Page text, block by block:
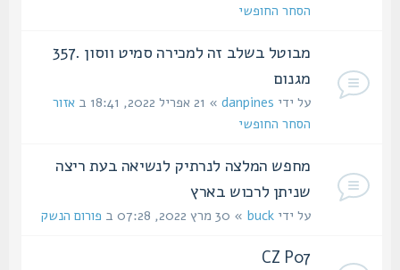
הסחר החופשי
מבוטל בשלב זה למכירה סמיט ווסון .357
מגנום
על ידיdanpines» 21 אפריל 2022, 18:41 ב
אזור
הסחר החופשי
מחפש המלצה לנרתיק לנשיאה בעת ריצה
שניתן לרכוש בארץ
על ידיbuck» 30 מרץ 2022, 07:28 ב פורום הנשק
CZ P07